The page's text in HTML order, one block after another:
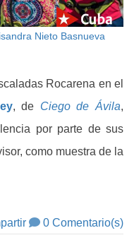
Nieto Basnueva
Rocarena en el
, de Ciego de Ávila,
por parte de sus
como muestra de la
0 Comentario(s)